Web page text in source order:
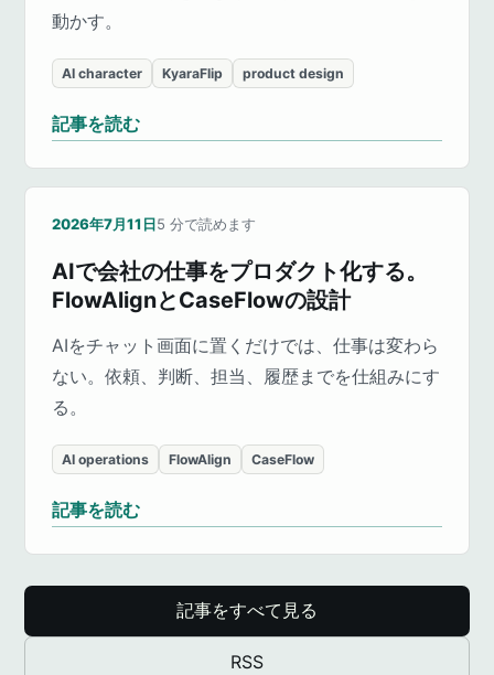
動かす。
AI character KyaraFlip product design
記事を読む
2026年7月11日5 分で読めます
AIで会社の仕事をプロダクト化する。
FlowAlignとCaseFlowの設計
AIをチャット画面に置くだけでは、仕事は変わら
ない。依頼、判断、担当、履歴までを仕組みにす
る。
AI operations FlowAlign CaseFlow
記事を読む
記事をすべて見る
RSS